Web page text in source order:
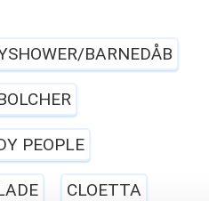
BARNEDÅB
PEOPLE
CLOETTA